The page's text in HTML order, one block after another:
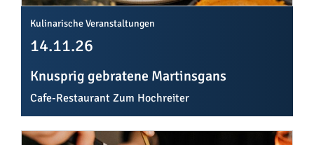
Kulinarische Veranstaltungen
14.11.26
Knusprig gebratene Martinsgans
Cafe-Restaurant Zum Hochreiter